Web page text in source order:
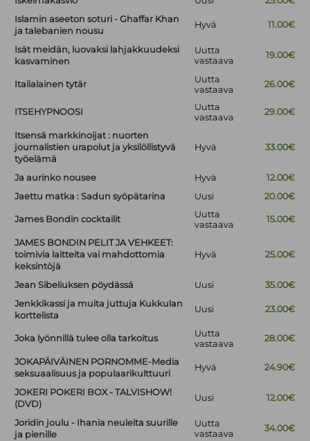
Islamin aseeton soturi - Ghaffar Khan
ja talebanien nousu
Hyvä 11.00€
Isät meidän, luovaksi lahjakkuudeksi
kasvaminen
Uutta
vastaava
19.00€
Italialainen tytär
Uutta
vastaava
26.00€
ITSEHYPNOOSI
Uutta
vastaava
29.00€
Itsensä markkinoijat : nuorten
journalistien urapolut ja yksilöllistyvä
työelämä
Hyvä 33.00€
Ja aurinko nousee Hyvä
12.00€
Jaettu matka : Sadun syöpätarina
Uusi 20.00€
James Bondin cocktailit
Uutta
vastaava
15.00€
JAMES BONDIN PELIT JA VEHKEET:
toimivia laitteita vai mahdottomia
keksintöjä
Hyvä 25.00€
Jean Sibeliuksen pöydässä Uusi
35.00€
Jenkkikassi ja muita juttuja Kukkulan
korttelista
Uusi 23.00€
Joka lyönnillä tulee olla tarkoitus
Uutta
vastaava
28.00€
JOKAPÄIVÄINEN PORNOMME-Media
seksuaalisuus ja populaarikulttuuri
Hyvä 24.90€
JOKERI POKERI BOX - TALVISHOW!
(DVD)
Uusi 12.00€
Joridin joulu - Ihania neuleita suurille
ja pienille
Uutta
vastaava
34.00€